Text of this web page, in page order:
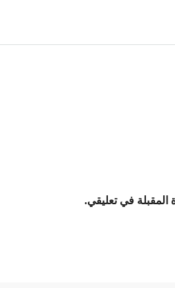
المقبلة في تعليقي.